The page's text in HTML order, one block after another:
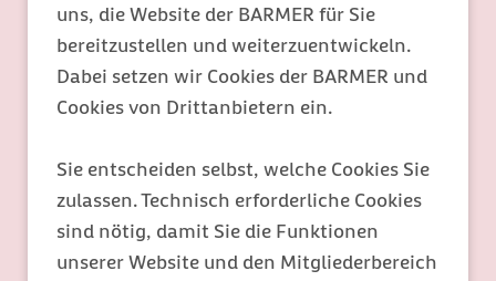
uns, die Website der BARMER für Sie
bereitzustellen und weiterzuentwickeln.
Dabei setzen wir Cookies der BARMER und
Cookies von Drittanbietern ein.
Sie entscheiden selbst, welche Cookies Sie
zulassen. Technisch erforderliche Cookies
sind nötig, damit Sie die Funktionen
unserer Website und den Mitgliederbereich